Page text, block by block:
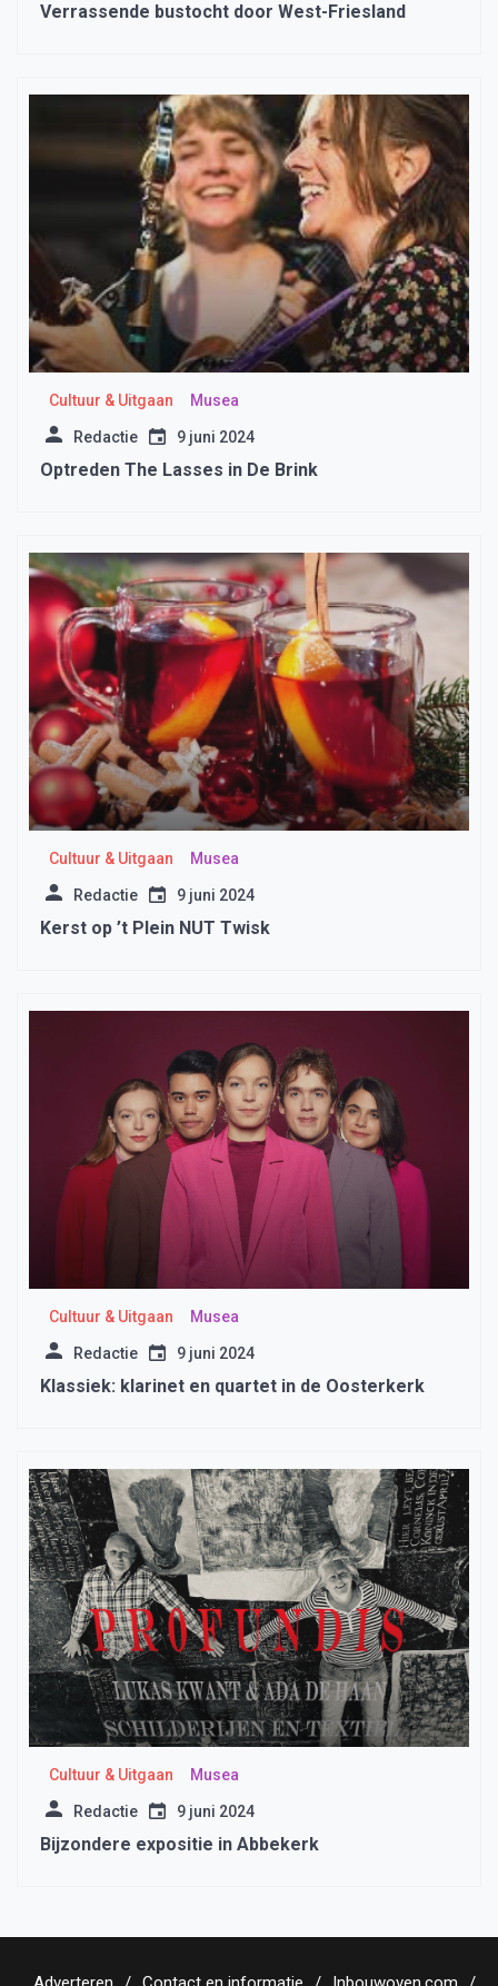
Verrassende bustocht door West-Friesland
Cultuur & Uitgaan Musea
Redactie 9 juni 2024
Optreden The Lasses in De Brink
Cultuur & Uitgaan Musea
Redactie 9 juni 2024
Kerst op ’t Plein NUT Twisk
Cultuur & Uitgaan Musea
Redactie 9 juni 2024
Klassiek: klarinet en quartet in de Oosterkerk
Cultuur & Uitgaan Musea
Redactie 9 juni 2024
Bijzondere expositie in Abbekerk